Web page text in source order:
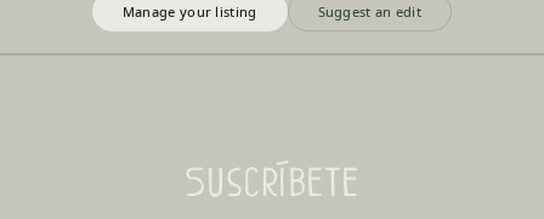
Manage your listing Suggest an edit
Suscríbete